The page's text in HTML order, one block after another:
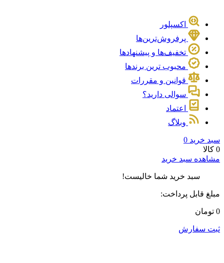
اکسپلور
پرفروش‌ترین‌ها
تخفیف‌ها و پیشنهادها
محبوب ترین برندها
قوانین و مقررات
سوالی دارید؟
اعتماد
وبلاگ
سبد خرید 0
0 کالا
مشاهده سبد خرید
سبد خرید شما خالیست!
مبلغ قابل پرداخت:
0 تومان
ثبت سفارش